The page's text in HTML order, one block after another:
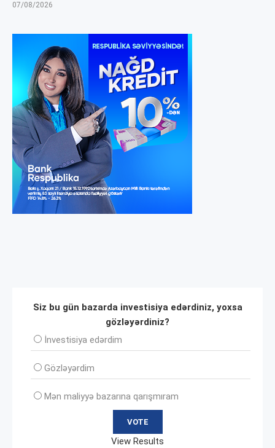
07/08/2026
Siz bu gün bazarda investisiya edərdiniz, yoxsa
gözləyərdiniz?
İnvеstisiya edərdim
Gözləyərdim
Mən maliyyə bazarına qarışmıram
View Results